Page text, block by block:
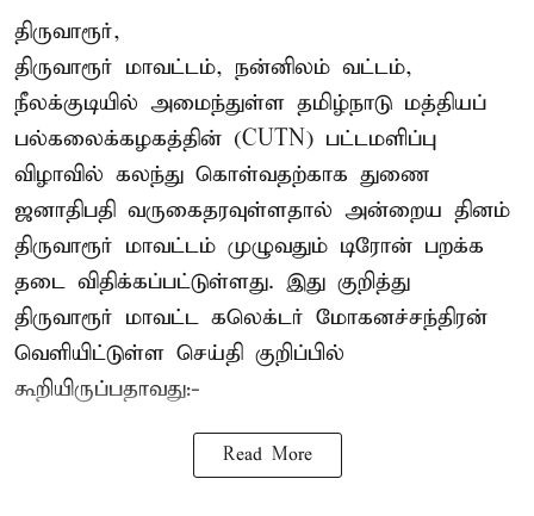
திருவாரூர்,
திருவாரூர் மாவட்டம், நன்னிலம் வட்டம்,
நீலக்குடியில் அமைந்துள்ள தமிழ்நாடு மத்தியப்
பல்கலைக்கழகத்தின் (CUTN) பட்டமளிப்பு
விழாவில் கலந்து கொள்வதற்காக துணை
ஜனாதிபதி வருகைதரவுள்ளதால் அன்றைய தினம்
திருவாரூர் மாவட்டம் முழுவதும் டிரோன் பறக்க
தடை விதிக்கப்பட்டுள்ளது. இது குறித்து
திருவாரூர் மாவட்ட கலெக்டர் மோகனச்சந்திரன்
வெளியிட்டுள்ள செய்தி குறிப்பில்
கூறியிருப்பதாவது:-
Read More